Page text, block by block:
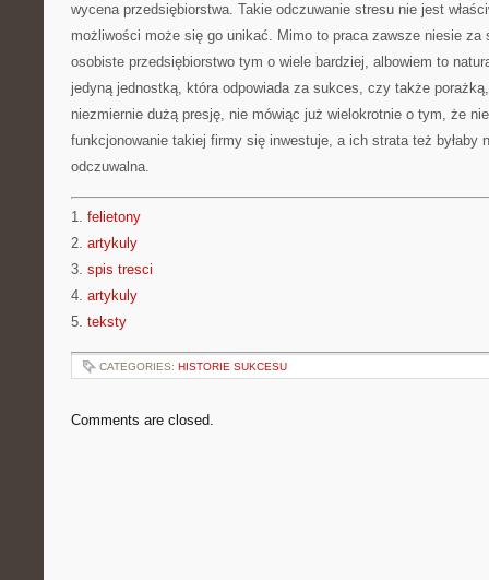
wycena przedsiębiorstwa. Takie odczuwanie stresu nie jest
możliwości może się go unikać. Mimo to praca zawsze niesie za
osobiste przedsiębiorstwo tym o wiele bardziej, albowiem to
jedyną jednostką, która odpowiada za sukces, czy także
niezmiernie dużą presję, nie mówiąc już wielokrotnie o tym, że
funkcjonowanie takiej firmy się inwestuje, a ich strata też byłaby
odczuwalna.
1. felietony
2. artykuly
3. spis tresci
4. artykuly
5. teksty
CATEGORIES: HISTORIE SUKCESU
Comments are closed.